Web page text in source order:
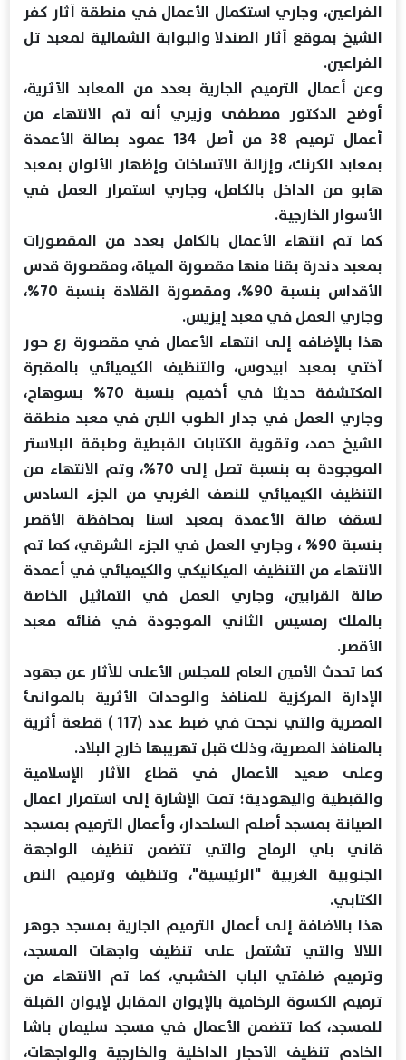
الفراعين، وجاري استكمال الأعمال في منطقة آثار كفر
الشيخ بموقع آثار الصندلا والبوابة الشمالية لمعبد تل
الفراعين.
وعن أعمال الترميم الجارية بعدد من المعابد الأثرية،
أوضح الدكتور مصطفى وزيري أنه تم الانتهاء من
أعمال ترميم 38 من أصل 134 عمود بصالة الأعمدة
بمعابد الكرنك، وإزالة الاتساخات وإظهار الألوان بمعبد
هابو من الداخل بالكامل، وجاري استمرار العمل في
الأسوار الخارجية.
كما تم انتهاء الأعمال بالكامل بعدد من المقصورات
بمعبد دندرة بقنا منها مقصورة المياة، ومقصورة قدس
الأقداس بنسبة 90%، ومقصورة القلادة بنسبة 70%،
وجاري العمل في معبد إيزيس.
هذا بالإضافه إلى انتهاء الأعمال في مقصورة رع حور
آختي بمعبد ابيدوس، والتنظيف الكيميائي بالمقبرة
المكتشفة حديثا في أخميم بنسبة 70% بسوهاج،
وجاري العمل في جدار الطوب اللبن في معبد منطقة
الشيخ حمد، وتقوية الكتابات القبطية وطبقة البلاستر
الموجودة به بنسبة تصل إلى 70%، وتم الانتهاء من
التنظيف الكيميائي للنصف الغربي من الجزء السادس
لسقف صالة الأعمدة بمعبد اسنا بمحافظة الأقصر
بنسبة 90% ، وجاري العمل في الجزء الشرقي، كما تم
الانتهاء من التنظيف الميكانيكي والكيميائي في أعمدة
صالة القرابين، وجاري العمل في التماثيل الخاصة
بالملك رمسيس الثاني الموجودة في فنائه معبد
الأقصر.
كما تحدث الأمين العام للمجلس الأعلى للآثار عن جهود
الإدارة المركزية للمنافذ والوحدات الأثرية بالموانئ
المصرية والتي نجحت في ضبط عدد (117 ) قطعة أثرية
بالمنافذ المصرية، وذلك قبل تهريبها خارج البلاد.
وعلى صعيد الأعمال في قطاع الآثار الإسلامية
والقبطية واليهودية؛ تمت الإشارة إلى استمرار اعمال
الصيانة بمسجد أصلم السلحدار، وأعمال الترميم بمسجد
قاني باي الرماح والتي تتضمن تنظيف الواجهة
الجنوبية الغربية "الرئيسية"، وتنظيف وترميم النص
الكتابي.
هذا بالاضافة إلى أعمال الترميم الجارية بمسجد جوهر
اللالا والتي تشتمل على تنظيف واجهات المسجد،
وترميم ضلفتي الباب الخشبي، كما تم الانتهاء من
ترميم الكسوة الرخامية بالإيوان المقابل لإيوان القبلة
للمسجد، كما تتضمن الأعمال في مسجد سليمان باشا
الخادم تنظيف الأحجار الداخلية والخارجية والواجهات،